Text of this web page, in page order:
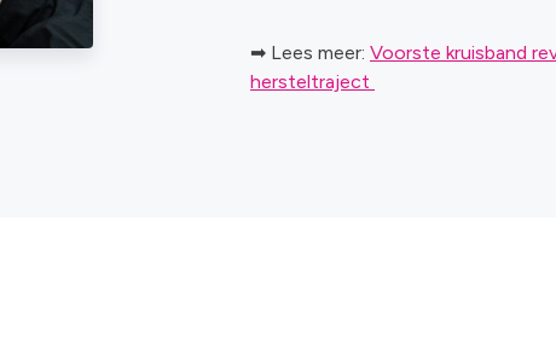
➡ Lees meer: Voorste kruisband
hersteltraject